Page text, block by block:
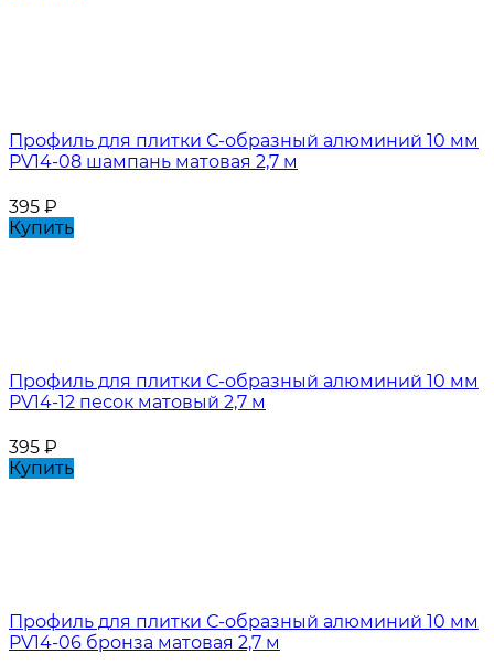
Профиль для плитки С-образный алюминий 10 мм
PV14-08 шампань матовая 2,7 м
395 ₽
Купить
Профиль для плитки С-образный алюминий 10 мм
PV14-12 песок матовый 2,7 м
395 ₽
Купить
Профиль для плитки С-образный алюминий 10 мм
PV14-06 бронза матовая 2,7 м